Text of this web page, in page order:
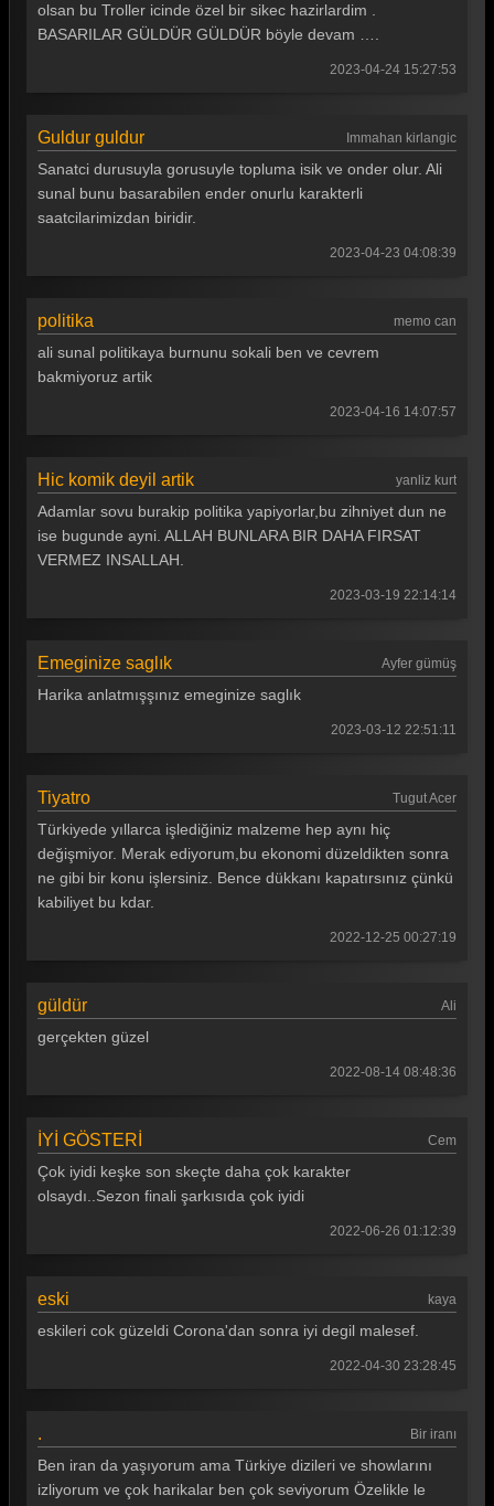
Güldür güldür 351. Bölüm
Güldür güldür 348. Bölüm
Güldür güldür 347. Bölüm
Güldür güldür 346. Bölüm
Güldür güldür 343. Bölüm
Güldür güldür 342. Bölüm
Güldür güldür 339. Bölüm
Güldür güldür 338. Bölüm
Güldür güldür 335. Bölüm
Güldür güldür 334. Bölüm
Güldür güldür 331. Bölüm
Güldür güldür 330. Bölüm
Güldür güldür 329. Bölüm
Güldür güldür 326. Bölüm
Güldür güldür 323. Bölüm
Güldür güldür 322. Bölüm
Güldür güldür 318. Bölüm
Güldür güldür 315. Bölüm
Güldür güldür 314. Bölüm
olsan bu Troller icinde özel bir sikec hazirlardim .
BASARILAR GÜLDÜR GÜLDÜR böyle devam ….
2023-04-24 15:27:53
Guldur guldur Immahan kirlangic
Sanatci durusuyla gorusuyle topluma isik ve onder olur. Ali
sunal bunu basarabilen ender onurlu karakterli
saatcilarimizdan biridir.
2023-04-23 04:08:39
politika memo can
ali sunal politikaya burnunu sokali ben ve cevrem
bakmiyoruz artik
2023-04-16 14:07:57
Hic komik deyil artik yanliz kurt
Adamlar sovu burakip politika yapiyorlar,bu zihniyet dun ne
ise bugunde ayni. ALLAH BUNLARA BIR DAHA FIRSAT
VERMEZ INSALLAH.
2023-03-19 22:14:14
Emeginize saglık Ayfer gümüş
Harika anlatmışşınız emeginize saglık
2023-03-12 22:51:11
Tiyatro Tugut Acer
Türkiyede yıllarca işlediğiniz malzeme hep aynı hiç
değişmiyor. Merak ediyorum,bu ekonomi düzeldikten sonra
ne gibi bir konu işlersiniz. Bence dükkanı kapatırsınız çünkü
kabiliyet bu kdar.
2022-12-25 00:27:19
güldür Ali
gerçekten güzel
2022-08-14 08:48:36
İYİ GÖSTERİ Cem
Çok iyidi keşke son skeçte daha çok karakter
olsaydı..Sezon finali şarkısıda çok iyidi
2022-06-26 01:12:39
eski kaya
eskileri cok güzeldi Corona'dan sonra iyi degil malesef.
2022-04-30 23:28:45
. Bir iranı
Ben iran da yaşıyorum ama Türkiye dizileri ve showlarını
izliyorum ve çok harikalar ben çok seviyorum Özelikle le